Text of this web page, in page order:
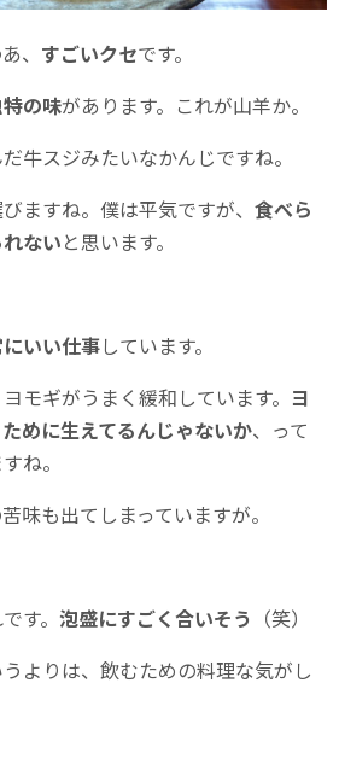
、 すごいクセです。
の味があります。これが山羊か。
牛スジみたいなかんじですね。
ますね。僕は平気ですが、 食べら
ないと思います。
いい仕事しています。
モギがうまく緩和しています。 ヨ
めに生えてるんじゃないか、って
ね。
味も出てしまっていますが。
す。 泡盛にすごく合いそう （笑）
よりは、飲むための料理な気がし